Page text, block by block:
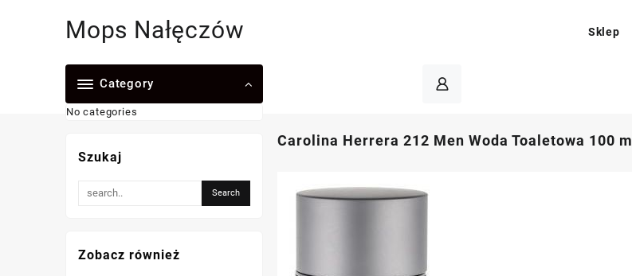
Mops Nałęczów Sklep
Category
No categories
Carolina Herrera 212 Men Woda Toaletowa 100 ml
Szukaj
Zobacz również